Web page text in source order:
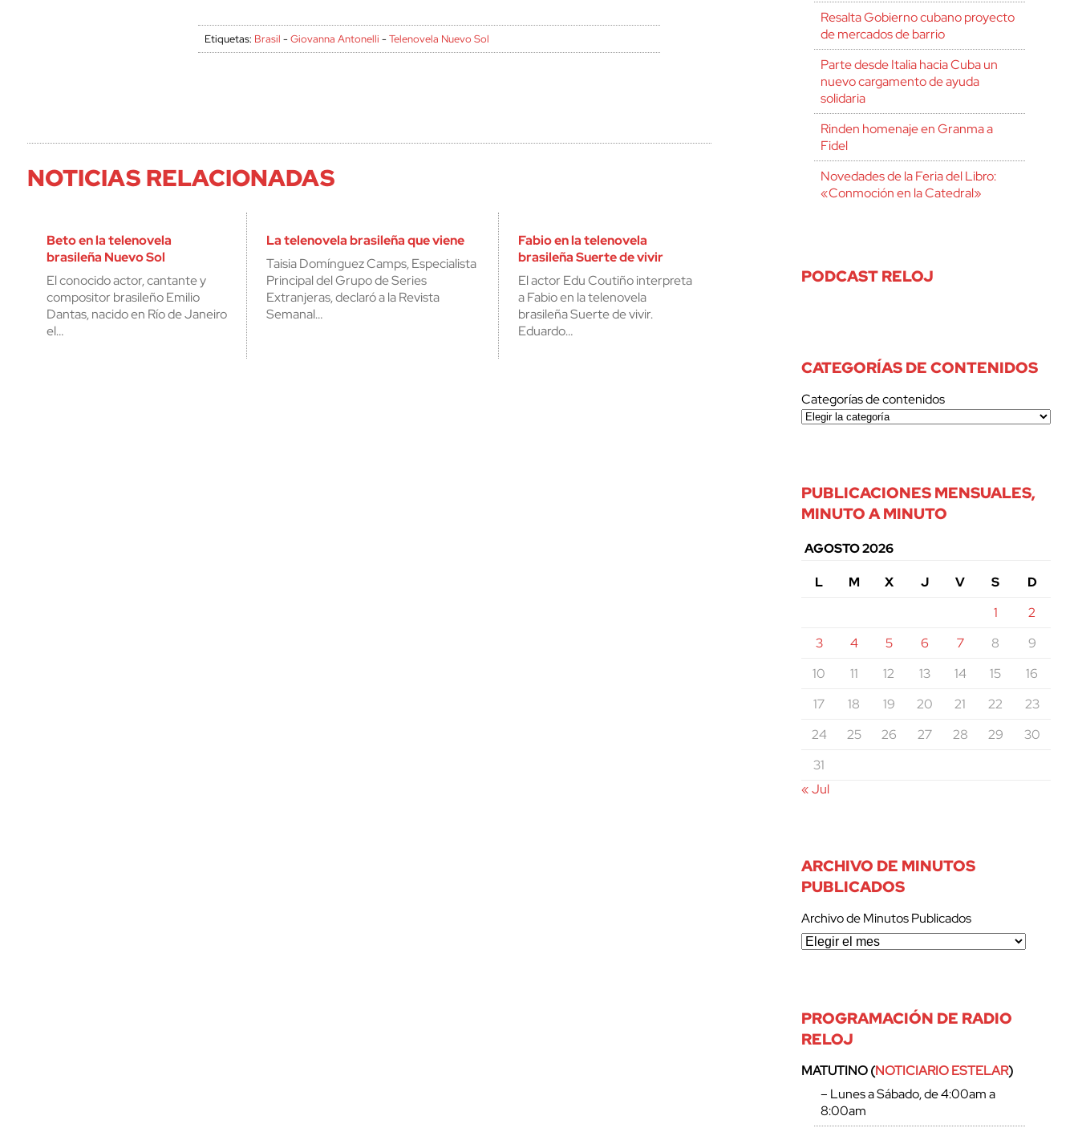
Etiquetas: Brasil -Giovanna Antonelli -Telenovela Nuevo Sol
NOTICIAS RELACIONADAS
Beto en la telenovela
brasileña Nuevo Sol
El conocido actor, cantante y
compositor brasileño Emilio
Dantas, nacido en Río de Janeiro
el…
La telenovela brasileña que viene
Taisia Domínguez Camps, Especialista
Principal del Grupo de Series
Extranjeras, declaró a la Revista
Semanal…
Fabio en la telenovela
brasileña Suerte de vivir
El actor Edu Coutiño interpreta
a Fabio en la telenovela
brasileña Suerte de vivir.
Eduardo…
Resalta Gobierno cubano proyecto
de mercados de barrio
Parte desde Italia hacia Cuba un
nuevo cargamento de ayuda
solidaria
Rinden homenaje en Granma a
Fidel
Novedades de la Feria del Libro:
«Conmoción en la Catedral»
PODCAST RELOJ
CATEGORÍAS DE CONTENIDOS
Categorías de contenidos
PUBLICACIONES MENSUALES,
MINUTO A MINUTO
AGOSTO 2026
L
M X J V S
D
1
2
3
4 5 6 7 8
9
10
11 12 13 14 15
16
17
18 19 20 21 22
23
24
25 26 27 28 29
30
31
« Jul
ARCHIVO DE MINUTOS
PUBLICADOS
Archivo de Minutos Publicados
PROGRAMACIÓN DE RADIO
RELOJ
MATUTINO (NOTICIARIO ESTELAR)
– Lunes a Sábado, de 4:00am a
8:00am